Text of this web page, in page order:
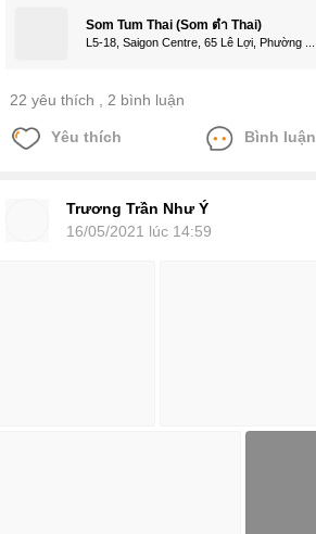
Som Tum Thai (Som ตำ Thai)
L5-18, Saigon Centre, 65 Lê Lợi, Phường ...
22 yêu thích , 2 bình luận
Yêu thích Bình luận
Trương Trần Như Ý
16/05/2021 lúc 14:59